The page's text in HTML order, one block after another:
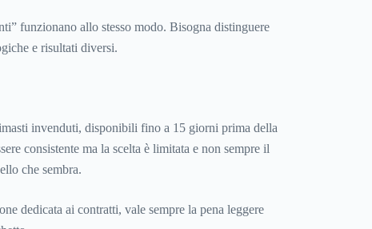
funzionano allo stesso modo. Bisogna distinguere
e risultati diversi.
invenduti, disponibili fino a 15 giorni prima della
consistente ma la scelta è limitata e non sempre il
che sembra.
dedicata ai contratti, vale sempre la pena leggere